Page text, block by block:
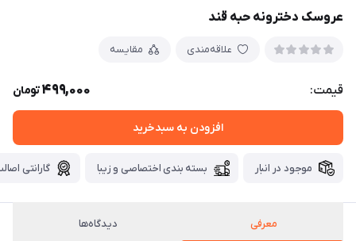
عروسک دخترونه حبه قند
علاقه‌مندی مقایسه
قیمت: 499,000تومان
افزودن به سبدخرید
موجود در انبار بسته بندی اختصاصی و زیبا گارانتی
معرفی دیدگاه‌ها